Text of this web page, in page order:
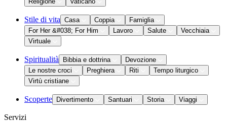
Stile di vita Casa Coppia
Famiglia
For Her &#038; For Him
Lavoro Salute
Vecchiaia
Virtuale
Spiritualità Bibbia e dottrina
Devozione
Le nostre croci
Preghiera Riti
Tempo liturgico
Virtù cristiane
Scoperte Divertimento Santuari Storia Viaggi
Servizi